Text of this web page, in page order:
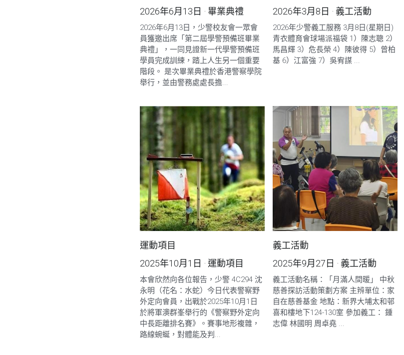
2026年6月13日 ·畢業典禮
2026年6月13日，少警校友會一眾會
員獲邀出席「第二屆學警預備班畢業
典禮」，一同見證新一代學警預備班
學員完成訓練，踏上人生另一個重要
階段。 是次畢業典禮於香港警察學院
舉行，並由警務處處長擔...
2026年3月8日 · 義工活動
2026年少警義工服務 3月8日(星期日)
青衣體育會球場派福袋 1）陳志聰 2）
馬昌輝 3）危長榮 4）陳彼得 5）曾柏
基 6）江富強 7）吳宥謀 ...
運動項目
2025年10月1日 ·運動項目
本會欣然向各位報告，少警 4C294 沈
永明（花名：水蛇）今日代表警察野
外定向會員，出戰於2025年10月1日
於將軍澳群峯舉行的《警察野外定向
中長距離排名賽》。賽事地形複雜，
路線蜿蜒，對體能及判...
義工活動
2025年9月27日 · 義工活動
義工活動名稱：「月滿人間暖」 中秋
慈善探訪活動策劃方案 主辨單位：家
自在慈善基金 地點：新界大埔太和邨
喜和樓地下124-130室 參加義工： 鍾
志偉 林國明 周卓堯 ...